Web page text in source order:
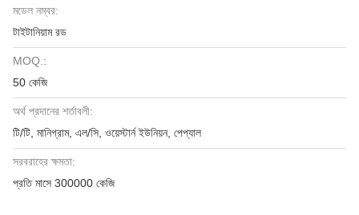
মডেল নম্বর:
টাইটানিয়াম রড
MOQ.:
50 কেজি
অর্থ প্রদানের শর্তাবলী:
টি/টি, মানিগ্রাম, এল/সি, ওয়েস্টার্ন ইউনিয়ন, পেপ্যাল
সরবরাহের ক্ষমতা:
প্রতি মাসে 300000 কেজি